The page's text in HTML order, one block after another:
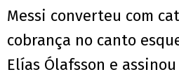
Messi converteu com
cobrança no canto
Elías Ólafsson e